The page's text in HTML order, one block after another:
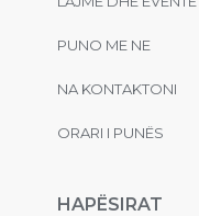
PUNO ME NE
NA KONTAKTONI
ORARI I PUNËS
HAPËSIRAT